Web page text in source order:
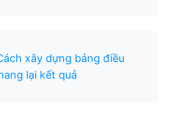
xây dựng bảng điều
lại kết quả